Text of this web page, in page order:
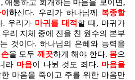
애통하고 회개하는 마음을 보이면,
하신다. 우리가 하나님께 복종할
. 우리가 마귀를 대적 할 때, 마귀가
리 지체 중에 진을 친 원수의 본부
것이다. 하나님의 은혜와 능력을
손을 모두 깨끗하게 해야 한다. 몸으
라 마음이 나뉜 것도 죄다. 마음을
마음을 죽이고 주를 위한 마음만